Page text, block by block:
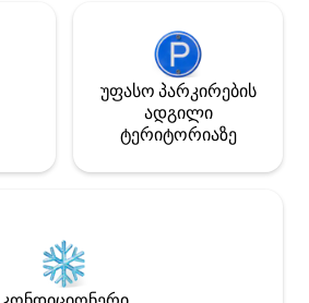
უფასო პარკირების
ადგილი
ტერიტორიაზე